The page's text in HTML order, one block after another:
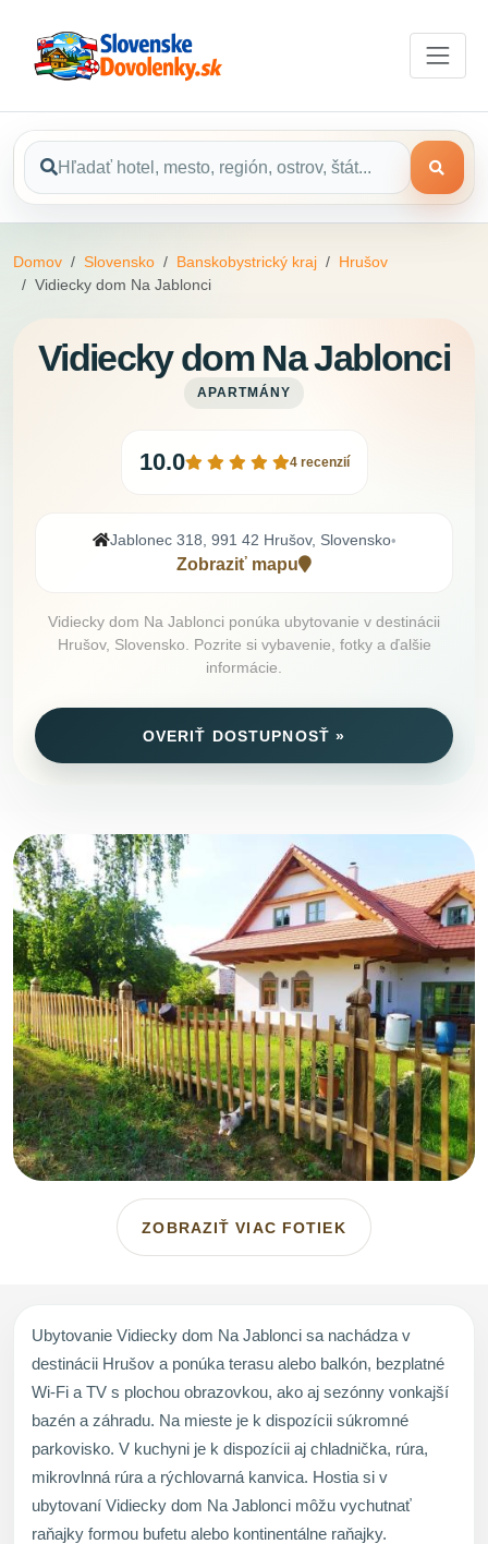
Domov Slovensko Banskobystrický kraj
Hrušov
Vidiecky dom Na Jablonci
Vidiecky dom Na Jablonci
APARTMÁNY
10.0 4 recenzií
Jablonec 318, 991 42 Hrušov, Slovensko•
Zobraziť mapu
Vidiecky dom Na Jablonci ponúka ubytovanie v destinácii
Hrušov, Slovensko. Pozrite si vybavenie, fotky a ďalšie
informácie.
OVERIŤ DOSTUPNOSŤ »
ZOBRAZIŤ VIAC FOTIEK
Ubytovanie Vidiecky dom Na Jablonci sa nachádza v
destinácii Hrušov a ponúka terasu alebo balkón, bezplatné
Wi-Fi a TV s plochou obrazovkou, ako aj sezónny vonkajší
bazén a záhradu. Na mieste je k dispozícii súkromné
parkovisko. V kuchyni je k dispozícii aj chladnička, rúra,
mikrovlnná rúra a rýchlovarná kanvica. Hostia si v
ubytovaní Vidiecky dom Na Jablonci môžu vychutnať
raňajky formou bufetu alebo kontinentálne raňajky.